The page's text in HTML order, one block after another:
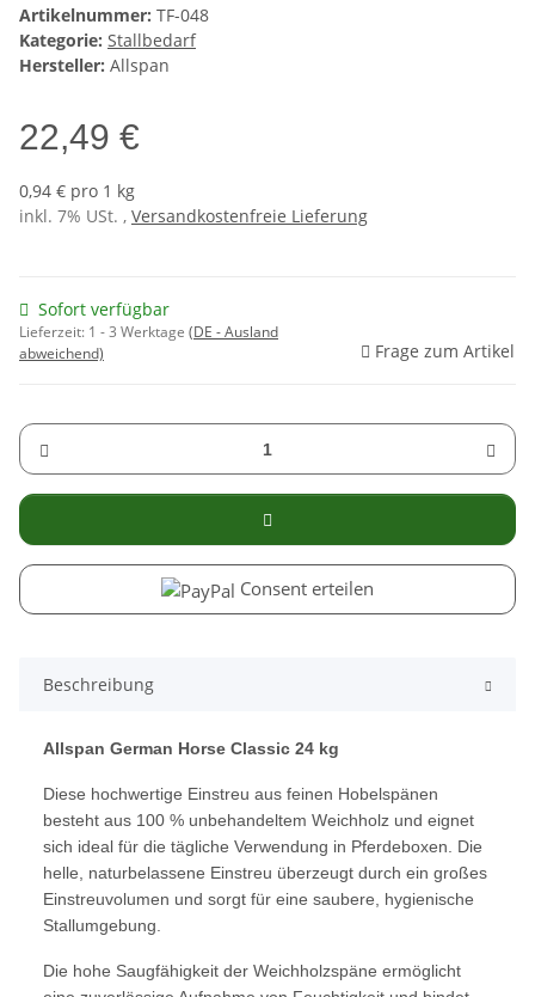
Artikelnummer: TF-048
Kategorie: Stallbedarf
Hersteller: Allspan
22,49 €
0,94 € pro 1 kg
inkl. 7% USt. , Versandkostenfreie Lieferung
Sofort verfügbar
Lieferzeit: 1 - 3 Werktage (DE - Ausland
abweichend)
Frage zum Artikel
Consent erteilen
Beschreibung
Allspan German Horse Classic 24 kg
Diese hochwertige Einstreu aus feinen Hobelspänen
besteht aus 100 % unbehandeltem Weichholz und eignet
sich ideal für die tägliche Verwendung in Pferdeboxen. Die
helle, naturbelassene Einstreu überzeugt durch ein großes
Einstreuvolumen und sorgt für eine saubere, hygienische
Stallumgebung.
Die hohe Saugfähigkeit der Weichholzspäne ermöglicht